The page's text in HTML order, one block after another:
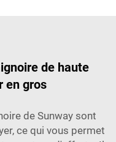
de haute
en gros
de Sunway sont
ce qui vous permet